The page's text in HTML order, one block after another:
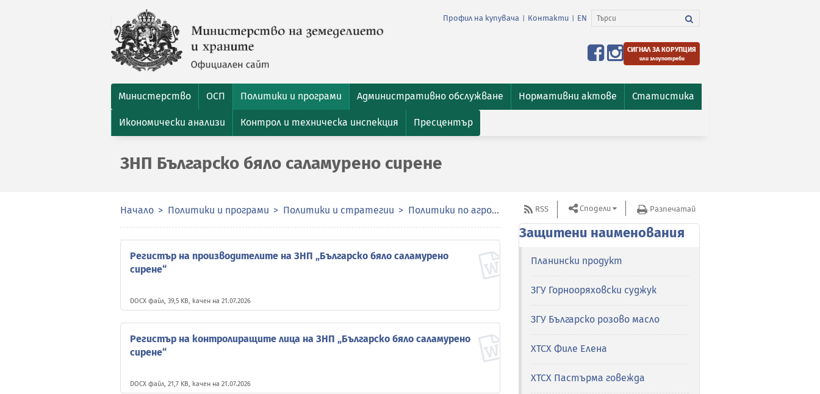
Профил на купувача Контакти EN
СИГНАЛ ЗА КОРУПЦИЯ
или злоупотреби
Министерство ОСП Политики и програми Административно обслужване Нормативни актове Статистика
Икономически анализи Контрол и техническа инспекция Пресцентър
ЗНП Българско бяло сaламурено сирене
Начало Политики и програми Политики и стратегии Политики по агрохранителната верига Защитени наименования
Регистър на производителите на ЗНП „Българско бяло саламурено
сирене“
DOCX файл, 39,5 KB, качен на 21.07.2026
Регистър на контролиращите лица на ЗНП „Българско бяло саламурено
сирене“
DOCX файл, 21,7 KB, качен на 21.07.2026
RSS Сподели Разпечатай
Защитени наименования
Планински продукт
ЗГУ Горнооряховски суджук
ЗГУ Българско розово масло
ХТСХ Филе Елена
ХТСХ Пастърма говежда